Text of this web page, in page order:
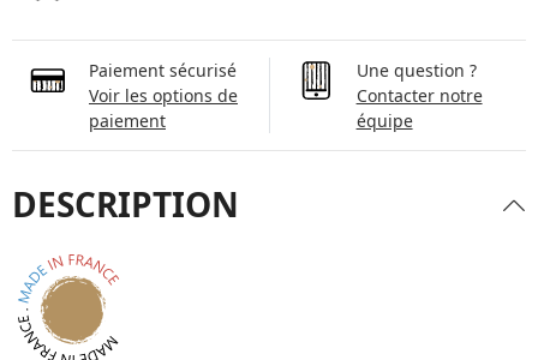
Paiement sécurisé
Voir les options de
paiement
Une question ?
Contacter notre
équipe
DESCRIPTION